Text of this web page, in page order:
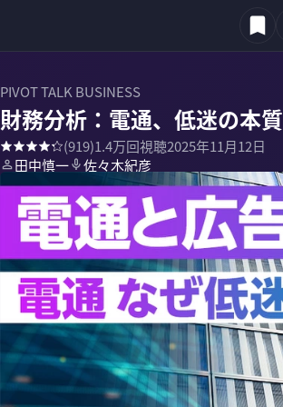
PIVOT TALK BUSINESS
財務分析：電通、低迷の本質
(919)1.4万回視聴2025年11月12日
田中慎一
佐々木紀彦